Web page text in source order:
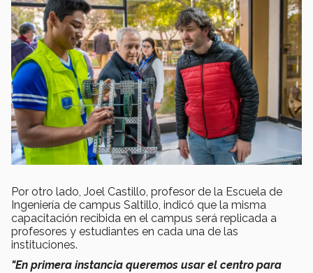
Por otro lado, Joel Castillo, profesor de la Escuela de
Ingeniería de campus Saltillo, indicó que la misma
capacitación recibida en el campus será replicada a
profesores y estudiantes en cada una de las
instituciones.
"En primera instancia queremos usar el centro para